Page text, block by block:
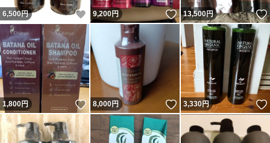
6,500円 いいね！
9,200円 いいね！
13,500円
1,800円 いいね！
8,000円 いいね！
3,330円